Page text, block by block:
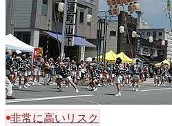
非常に高いリスク